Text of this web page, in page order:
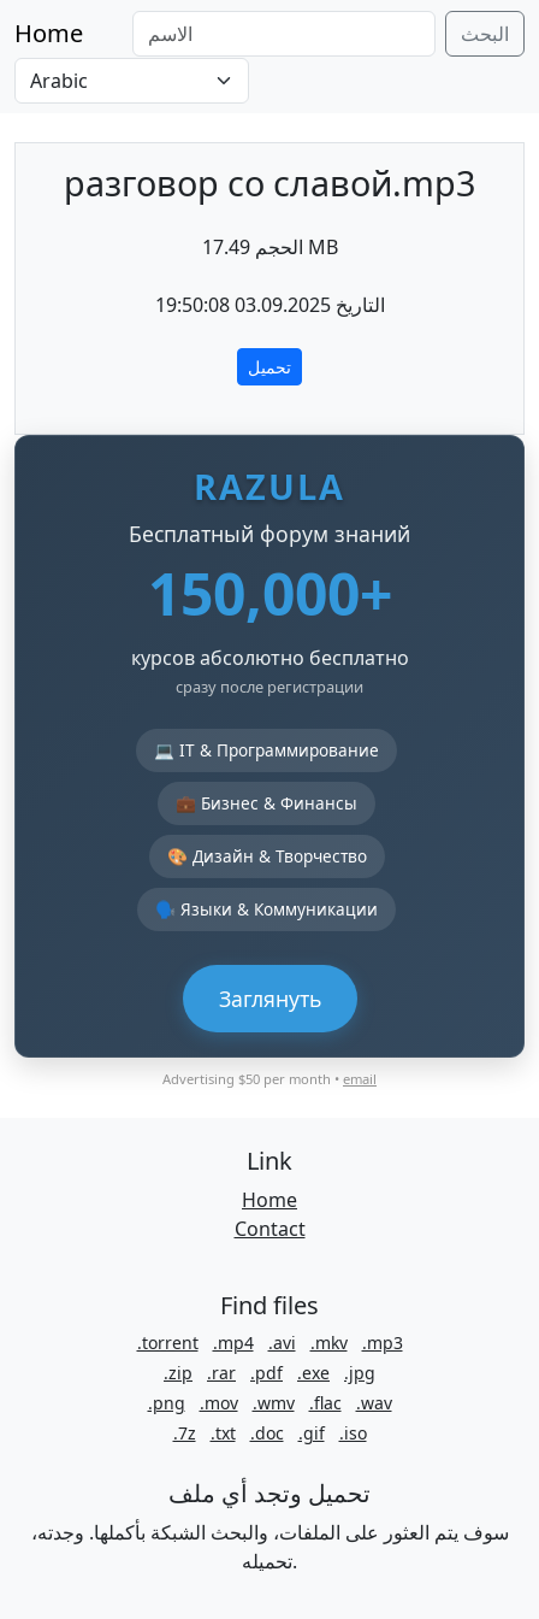
Home البحث
разговор со славой.mp3
الحجم 17.49 MB
التاريخ 03.09.2025 19:50:08
تحميل
RAZULA
Бесплатный форум знаний
150,000+
курсов абсолютно бесплатно
сразу после регистрации
💻 IT & Программирование
💼 Бизнес & Финансы
🎨 Дизайн & Творчество
🗣️ Языки & Коммуникации
Заглянуть
Advertising $50 per month • email
Link
Home
Contact
Find files
.torrent .mp4 .avi .mkv
.mp3
.zip
.rar .pdf .exe
.jpg
.png
.mov .wmv .flac
.wav
.7z
.txt .doc .gif .iso
تحميل وتجد أي ملف
سوف يتم العثور على الملفات، والبحث الشبكة بأكملها. وجدته،
تحميله.